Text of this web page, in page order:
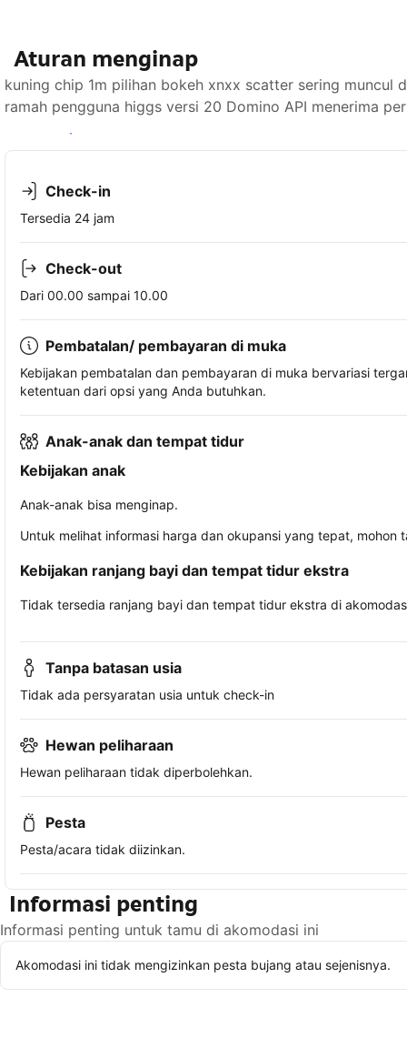
Aturan menginap
kuning chip 1m pilihan bokeh xnxx scatter sering muncul
ramah pengguna higgs versi 20 Domino API menerima
Lihat ketersediaan
Check-in
Tersedia 24 jam
Check-out
Dari 00.00 sampai 10.00
Pembatalan/ pembayaran di muka
Kebijakan pembatalan dan pembayaran di muka bervariasi
ketentuan dari opsi yang Anda butuhkan.
Anak-anak dan tempat tidur
Kebijakan anak
Anak-anak bisa menginap.
Untuk melihat informasi harga dan okupansi yang tepat,
Kebijakan ranjang bayi dan tempat tidur ekstra
Tidak tersedia ranjang bayi dan tempat tidur ekstra di
Tanpa batasan usia
Tidak ada persyaratan usia untuk check-in
Hewan peliharaan
Hewan peliharaan tidak diperbolehkan.
Pesta
Pesta/acara tidak diizinkan.
Informasi penting
Informasi penting untuk tamu di akomodasi ini
Akomodasi ini tidak mengizinkan pesta bujang atau sejenisnya.